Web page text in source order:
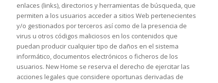
enlaces (links), directorios y herramientas de búsqueda, que
permiten a los usuarios acceder a sitios Web pertenecientes
y/o gestionados por terceros así como de la presencia de
virus u otros códigos maliciosos en los contenidos que
puedan producir cualquier tipo de daños en el sistema
informático, documentos electrónicos o ficheros de los
usuarios. New Home se reserva el derecho de ejercitar las
acciones legales que considere oportunas derivadas de